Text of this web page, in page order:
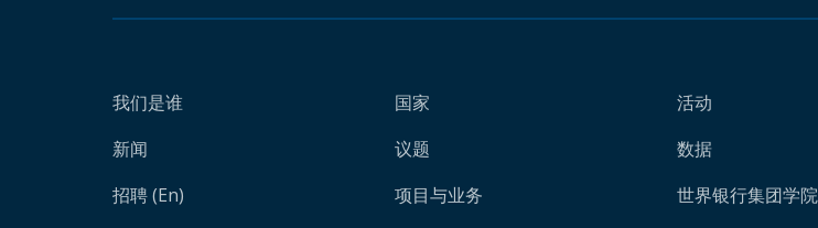
我们是谁
新闻
招聘 (En)
国家
议题
项目与业务
活动
数据
世界银行集团学